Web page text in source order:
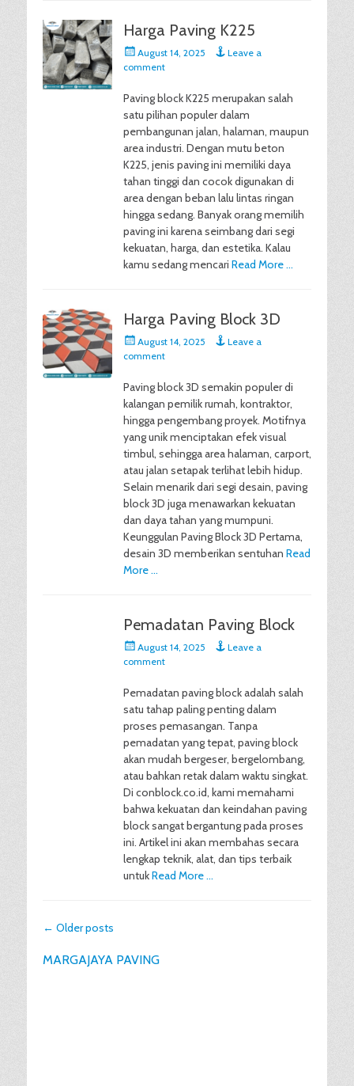
Harga Paving K225
Posted
on
August 14, 2025
Leave a
comment
Paving block K225 merupakan salah
satu pilihan populer dalam
pembangunan jalan, halaman, maupun
area industri. Dengan mutu beton
K225, jenis paving ini memiliki daya
tahan tinggi dan cocok digunakan di
area dengan beban lalu lintas ringan
hingga sedang. Banyak orang memilih
paving ini karena seimbang dari segi
kekuatan, harga, dan estetika. Kalau
kamu sedang mencari Read More …
Harga Paving Block 3D
Posted
on
August 14, 2025
Leave a
comment
Paving block 3D semakin populer di
kalangan pemilik rumah, kontraktor,
hingga pengembang proyek. Motifnya
yang unik menciptakan efek visual
timbul, sehingga area halaman, carport,
atau jalan setapak terlihat lebih hidup.
Selain menarik dari segi desain, paving
block 3D juga menawarkan kekuatan
dan daya tahan yang mumpuni.
Keunggulan Paving Block 3D Pertama,
desain 3D memberikan sentuhan Read
More …
Pemadatan Paving Block
Posted
on
August 14, 2025
Leave a
comment
Pemadatan paving block adalah salah
satu tahap paling penting dalam
proses pemasangan. Tanpa
pemadatan yang tepat, paving block
akan mudah bergeser, bergelombang,
atau bahkan retak dalam waktu singkat.
Di conblock.co.id, kami memahami
bahwa kekuatan dan keindahan paving
block sangat bergantung pada proses
ini. Artikel ini akan membahas secara
lengkap teknik, alat, dan tips terbaik
untukRead More …
Post
← Older posts
MARGAJAYA PAVING